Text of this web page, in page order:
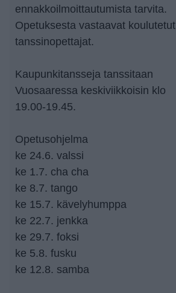
ennakkoilmoittautumista tarvita.
Opetuksesta vastaavat koulutetut
tanssinopettajat.
Kaupunkitansseja tanssitaan
Vuosaaressa keskiviikkoisin klo
19.00-19.45.
Opetusohjelma
ke 24.6. valssi
ke 1.7. cha cha
ke 8.7. tango
ke 15.7. kävelyhumppa
ke 22.7. jenkka
ke 29.7. foksi
ke 5.8. fusku
ke 12.8. samba